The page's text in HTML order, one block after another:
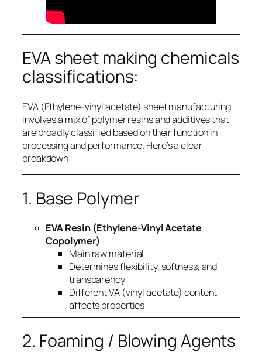
EVA sheet making chemicals
classifications:
EVA (Ethylene-vinyl acetate) sheet manufacturing
involves a mix of polymer resins and additives that
are broadly classified based on their function in
processing and performance. Here’s a clear
breakdown:
1. Base Polymer
EVA Resin (Ethylene-Vinyl Acetate
Copolymer)
Main raw material
Determines flexibility, softness, and
transparency
Different VA (vinyl acetate) content
affects properties
2. Foaming / Blowing Agents